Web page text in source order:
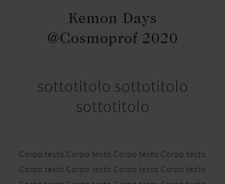
Kemon Days
@Cosmoprof 2020
sottotitolo sottotitolo
sottotitolo
Corpo testo Corpo testo Corpo testo Corpo testo
Corpo testo Corpo testo Corpo testo Corpo testo